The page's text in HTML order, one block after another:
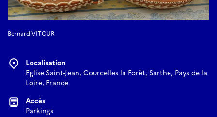
Bernard VITOUR
Localisation
Eglise Saint-Jean, Courcelles la Forêt, Sarthe, Pays de la
Loire, France
Accès
Parkings